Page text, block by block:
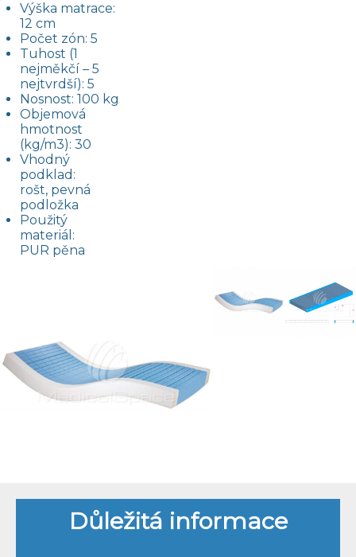
Výška matrace:
12 cm
Počet zón: 5
Tuhost (1
nejměkčí – 5
nejtvrdší): 5
Nosnost: 100 kg
Objemová
hmotnost
(kg/m3): 30
Vhodný
podklad:
rošt, pevná
podložka
Použitý
materiál:
PUR pěna
Důležitá informace